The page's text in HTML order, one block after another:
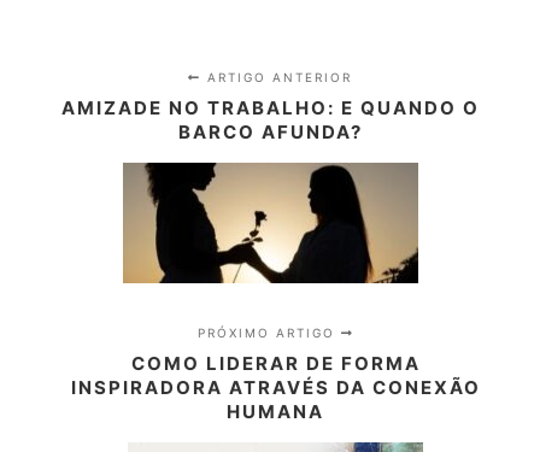
ARTIGO ANTERIOR
AMIZADE NO TRABALHO: E QUANDO O
BARCO AFUNDA?
PRÓXIMO ARTIGO
COMO LIDERAR DE FORMA
INSPIRADORA ATRAVÉS DA CONEXÃO
HUMANA